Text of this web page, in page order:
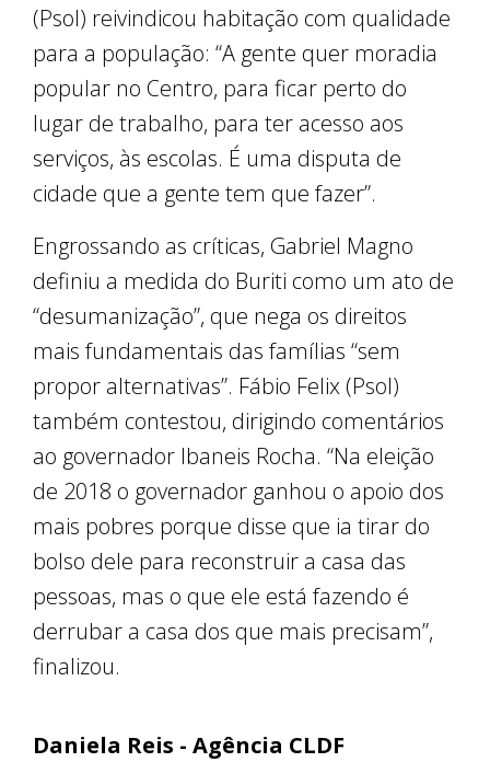
(Psol) reivindicou habitação com qualidade
para a população: “A gente quer moradia
popular no Centro, para ficar perto do
lugar de trabalho, para ter acesso aos
serviços, às escolas. É uma disputa de
cidade que a gente tem que fazer”.
Engrossando as críticas, Gabriel Magno
definiu a medida do Buriti como um ato de
“desumanização”, que nega os direitos
mais fundamentais das famílias “sem
propor alternativas”. Fábio Felix (Psol)
também contestou, dirigindo comentários
ao governador Ibaneis Rocha. “Na eleição
de 2018 o governador ganhou o apoio dos
mais pobres porque disse que ia tirar do
bolso dele para reconstruir a casa das
pessoas, mas o que ele está fazendo é
derrubar a casa dos que mais precisam”,
finalizou.
Daniela Reis - Agência CLDF